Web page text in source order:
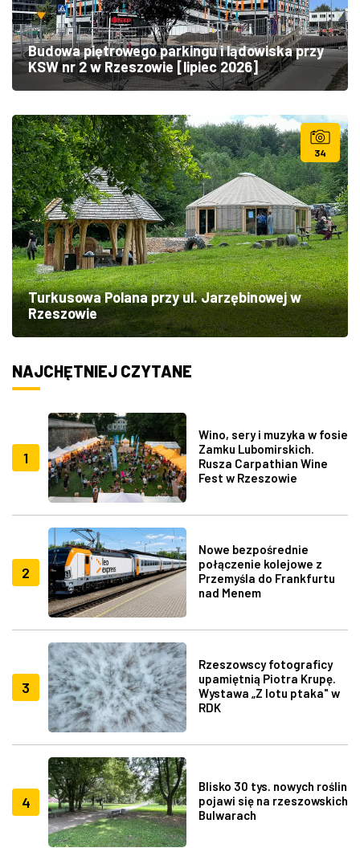
Budowa piętrowego parkingu i lądowiska przy
KSW nr 2 w Rzeszowie [lipiec 2026]
34
Turkusowa Polana przy ul. Jarzębinowej w
Rzeszowie
NAJCHĘTNIEJ CZYTANE
1
Wino, sery i muzyka w fosie
Zamku Lubomirskich.
Rusza Carpathian Wine
Fest w Rzeszowie
2
Nowe bezpośrednie
połączenie kolejowe z
Przemyśla do Frankfurtu
nad Menem
3
Rzeszowscy fotograficy
upamiętnią Piotra Krupę.
Wystawa „Z lotu ptaka" w
RDK
4
Blisko 30 tys. nowych roślin
pojawi się na rzeszowskich
Bulwarach